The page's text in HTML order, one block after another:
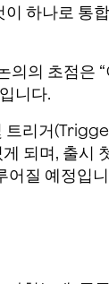
하나로 통
의의 초점은
니다.
리거
되며, 출시
어질 예정입